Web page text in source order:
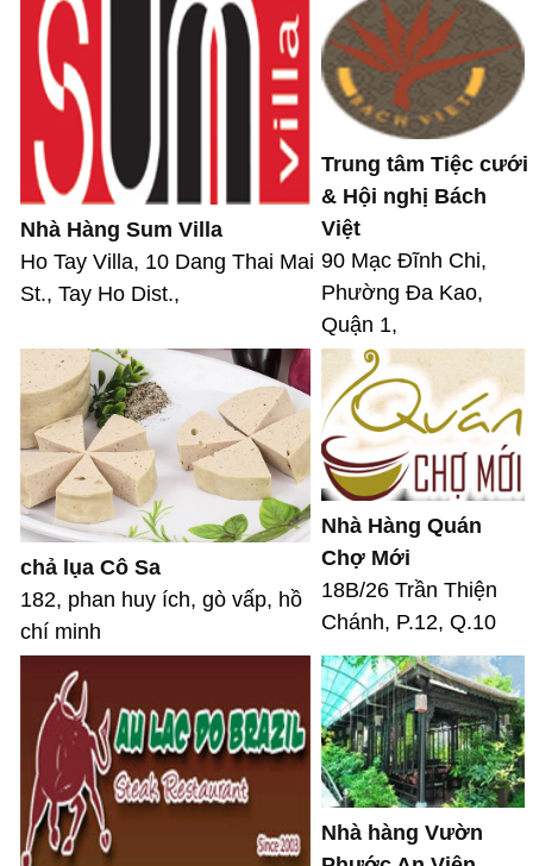
Nhà Hàng Sum Villa
Ho Tay Villa, 10 Dang Thai Mai
St., Tay Ho Dist.,
Trung tâm Tiệc cưới
& Hội nghị Bách
Việt
90 Mạc Đĩnh Chi,
Phường Đa Kao,
Quận 1,
chả lụa Cô Sa
182, phan huy ích, gò vấp, hồ
chí minh
Nhà Hàng Quán
Chợ Mới
18B/26 Trần Thiện
Chánh, P.12, Q.10
Nhà hàng Vườn